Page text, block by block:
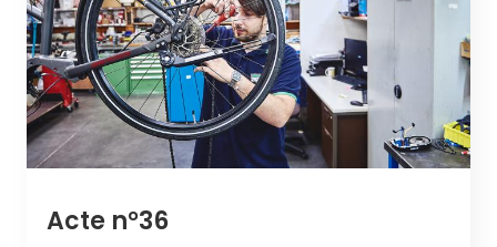
Acte n°36